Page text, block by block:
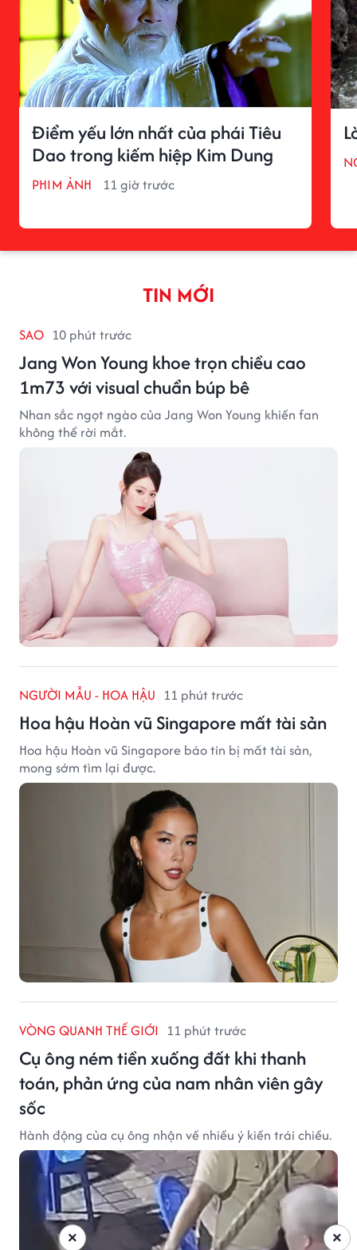
Điểm yếu lớn nhất của phái Tiêu
Dao trong kiếm hiệp Kim Dung
PHIM ẢNH 11 giờ trước
TIN MỚI
SAO 10 phút trước
Jang Won Young khoe trọn chiều cao
1m73 với visual chuẩn búp bê
Nhan sắc ngọt ngào của Jang Won Young khiến fan
không thể rời mắt.
NGƯỜI MẪU - HOA HẬU 11 phút trước
Hoa hậu Hoàn vũ Singapore mất tài sản
Hoa hậu Hoàn vũ Singapore báo tin bị mất tài sản,
mong sớm tìm lại được.
VÒNG QUANH THẾ GIỚI 11 phút trước
Cụ ông ném tiền xuống đất khi thanh
toán, phản ứng của nam nhân viên gây
sốc
Hành động của cụ ông nhận về nhiều ý kiến trái chiều.
×
×